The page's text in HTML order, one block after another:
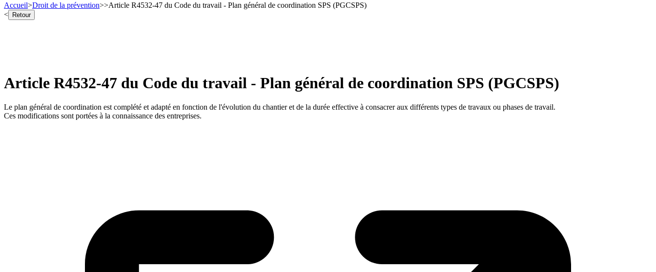
Accueil>Droit de la prévention>>Article R4532-47 du Code du travail - Plan général de coordination SPS (PGCSPS)
< Retour
Article R4532-47 du Code du travail - Plan général de coordination SPS (PGCSPS)
Le plan général de coordination est complété et adapté en fonction de l'évolution du chantier et de la durée effective à consacrer aux différents types de travaux ou phases de travail.
Ces modifications sont portées à la connaissance des entreprises.